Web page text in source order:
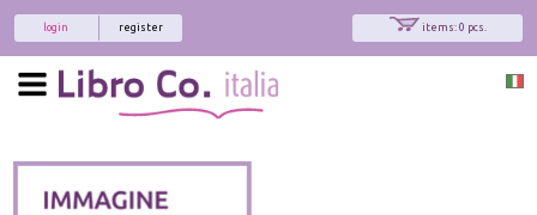
items: 0 pcs.
register
login